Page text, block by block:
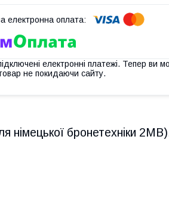
електронні платежі. Тепер ви
не покидаючи сайту.
бронетехніки